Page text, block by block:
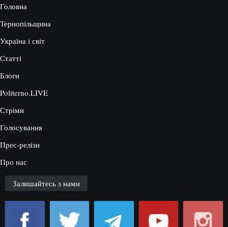
Головна
Тернопільщина
Україна і світ
Статті
Блоги
Politerno.LIVE
Стріми
Голосування
Прес-релізи
Про нас
Залишайтесь з нами